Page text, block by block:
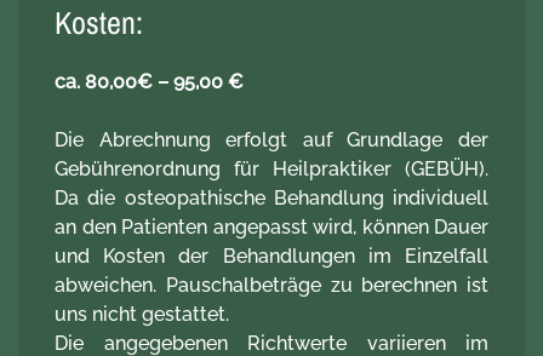
Kosten:
ca. 80,00€ – 95,00 €
Die Abrechnung erfolgt auf Grundlage der
Gebührenordnung für Heilpraktiker (GEBÜH).
Da die osteopathische Behandlung individuell
an den Patienten angepasst wird, können Dauer
und Kosten der Behandlungen im Einzelfall
abweichen. Pauschalbeträge zu berechnen ist
uns nicht gestattet.
Die angegebenen Richtwerte variieren im